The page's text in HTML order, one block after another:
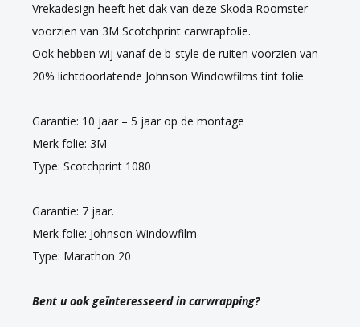
Vrekadesign heeft het dak van deze Skoda Roomster
voorzien van 3M Scotchprint carwrapfolie.
Ook hebben wij vanaf de b-style de ruiten voorzien van
20% lichtdoorlatende Johnson Windowfilms tint folie
Garantie: 10 jaar – 5 jaar op de montage
Merk folie: 3M
Type: Scotchprint 1080
Garantie: 7 jaar.
Merk folie: Johnson Windowfilm
Type: Marathon 20
Bent u ook geïnteresseerd in carwrapping?